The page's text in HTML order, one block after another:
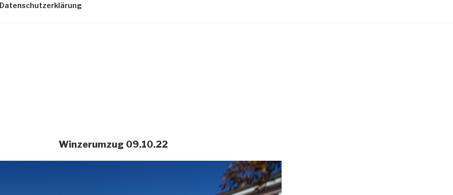
Winzerumzug 09.10.22